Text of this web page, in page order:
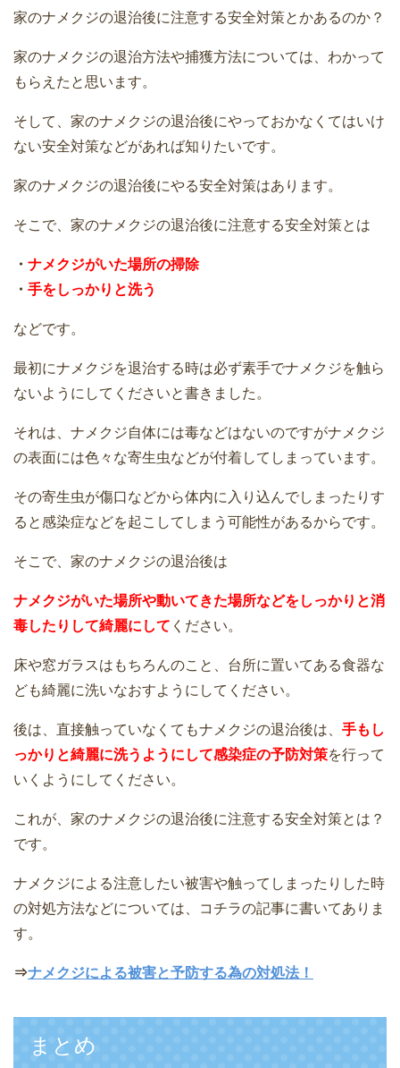
家のナメクジの退治後に注意する安全対策とかあるのか？
家のナメクジの退治方法や捕獲方法については、わかって
もらえたと思います。
そして、家のナメクジの退治後にやっておかなくてはいけ
ない安全対策などがあれば知りたいです。
家のナメクジの退治後にやる安全対策はあります。
そこで、家のナメクジの退治後に注意する安全対策とは
・ ナメクジがいた場所の掃除
・ 手をしっかりと洗う
などです。
最初にナメクジを退治する時は必ず素手でナメクジを触ら
ないようにしてくださいと書きました。
それは、ナメクジ自体には毒などはないのですがナメクジ
の表面には色々な寄生虫などが付着してしまっています。
その寄生虫が傷口などから体内に入り込んでしまったりす
ると感染症などを起こしてしまう可能性があるからです。
そこで、家のナメクジの退治後は
ナメクジがいた場所や動いてきた場所などをしっかりと消
毒したりして綺麗にして ください。
床や窓ガラスはもちろんのこと、台所に置いてある食器な
ども綺麗に洗いなおすようにしてください。
後は、直接触っていなくてもナメクジの退治後は、 手もし
っかりと綺麗に洗うようにして感染症の予防対策を行って
いくようにしてください。
これが、家のナメクジの退治後に注意する安全対策とは？
です。
ナメクジによる注意したい被害や触ってしまったりした時
の対処方法などについては、コチラの記事に書いてありま
す。
⇒ナメクジによる被害と予防する為の対処法！
まとめ